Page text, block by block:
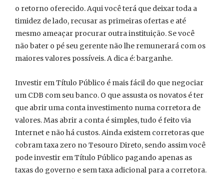
o retorno oferecido. Aqui você terá que deixar toda a
timidez de lado, recusar as primeiras ofertas e até
mesmo ameaçar procurar outra instituição. Se você
não bater o pé seu gerente não lhe remunerará com os
maiores valores possíveis. A dica é: barganhe.
Investir em Título Público é mais fácil do que negociar
um CDB com seu banco. O que assusta os novatos é ter
que abrir uma conta investimento numa corretora de
valores. Mas abrir a conta é simples, tudo é feito via
Internet e não há custos. Ainda existem corretoras que
cobram taxa zero no Tesouro Direto, sendo assim você
pode investir em Título Público pagando apenas as
taxas do governo e sem taxa adicional para a corretora.